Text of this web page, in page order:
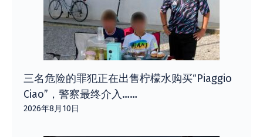
三名危险的罪犯正在出售柠檬水购买“Piaggio
Ciao”​​，警察最终介入……
2026年8月10日